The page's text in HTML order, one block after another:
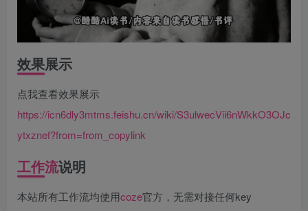
效果展示
点我查看效果展示
https://icn6dly3mtms.feishu.cn/wiki/S3ulwecVii6nWkkO3OJc
ytxznef?from=from_copylink
工作流说明
本站所有工作流均使用coze官方，无需对接任何key